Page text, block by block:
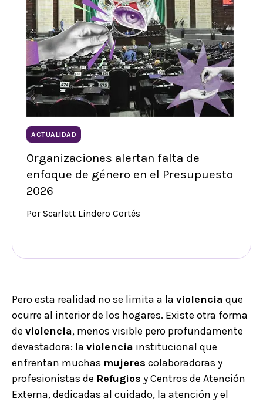
ACTUALIDAD
Organizaciones alertan falta de
enfoque de género en el Presupuesto
2026
Por Scarlett Lindero Cortés
Pero esta realidad no se limita a la violencia que
ocurre al interior de los hogares. Existe otra forma
de violencia, menos visible pero profundamente
devastadora: la violencia institucional que
enfrentan muchas mujeres colaboradoras y
profesionistas de Refugios y Centros de Atención
Externa, dedicadas al cuidado, la atención y el